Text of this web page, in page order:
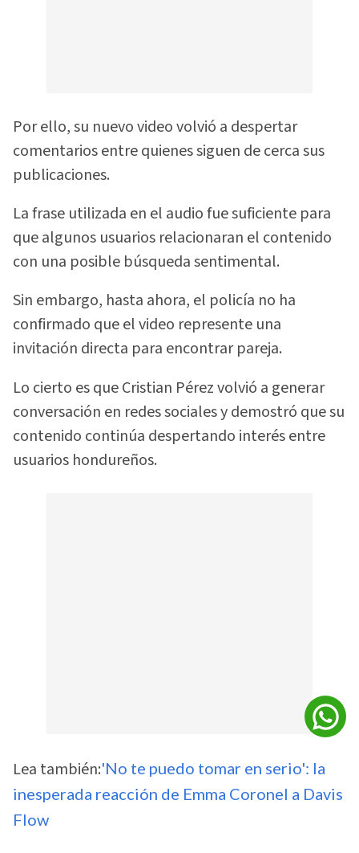
Por ello, su nuevo video volvió a despertar
comentarios entre quienes siguen de cerca sus
publicaciones.
La frase utilizada en el audio fue suficiente para
que algunos usuarios relacionaran el contenido
con una posible búsqueda sentimental.
Sin embargo, hasta ahora, el policía no ha
confirmado que el video represente una
invitación directa para encontrar pareja.
Lo cierto es que Cristian Pérez volvió a generar
conversación en redes sociales y demostró que su
contenido continúa despertando interés entre
usuarios hondureños.
Lea también:'No te puedo tomar en serio': la
inesperada reacción de Emma Coronel a Davis
Flow